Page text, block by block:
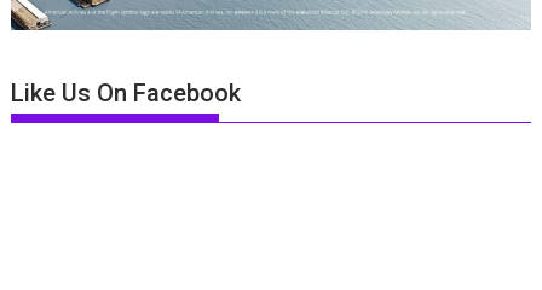
Like Us On Facebook